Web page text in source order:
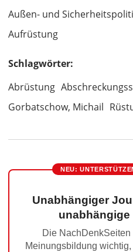
Außen- und
Aufrüstung
Schlagwörter:
Abrüstung
Gorbatschow, Michail
NEU:
Unabhängiger
Die
Meinungsbildung